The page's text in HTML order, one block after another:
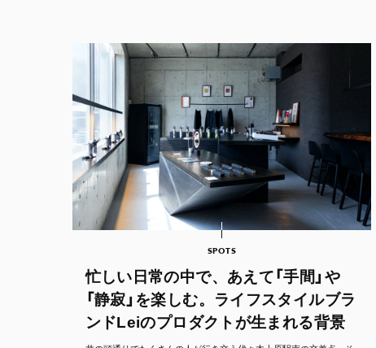
SPOTS
忙しい日常の中で、あえて「手間」や
「静寂」を楽しむ。ライフスタイルブラ
ンドLeiのプロダクトが生まれる背景